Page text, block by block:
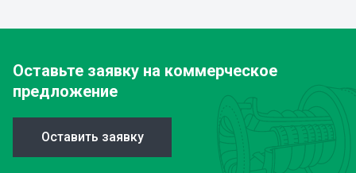
Оставьте заявку на коммерческое
предложение
Оставить заявку